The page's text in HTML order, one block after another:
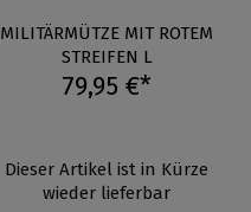
MILITÄRMÜTZE MIT ROTEM
STREIFEN L
79,95 €*
Dieser Artikel ist in Kürze
wieder lieferbar